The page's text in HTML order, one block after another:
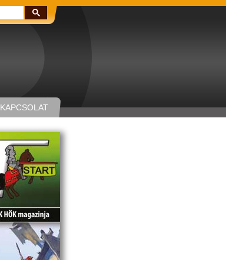
KAPCSOLAT